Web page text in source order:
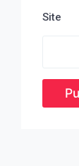
Site